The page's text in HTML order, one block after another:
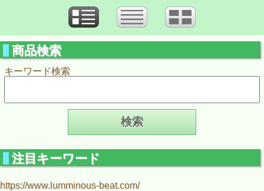
商品検索
キーワード検索
注目キーワード
https://www.lumminous-beat.com/